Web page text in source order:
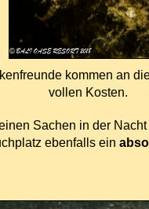
kommen an
vollen Kosten.
Sachen in der Nacht
ebenfalls ein